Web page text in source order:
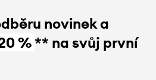
novinek a
%** na svůj první